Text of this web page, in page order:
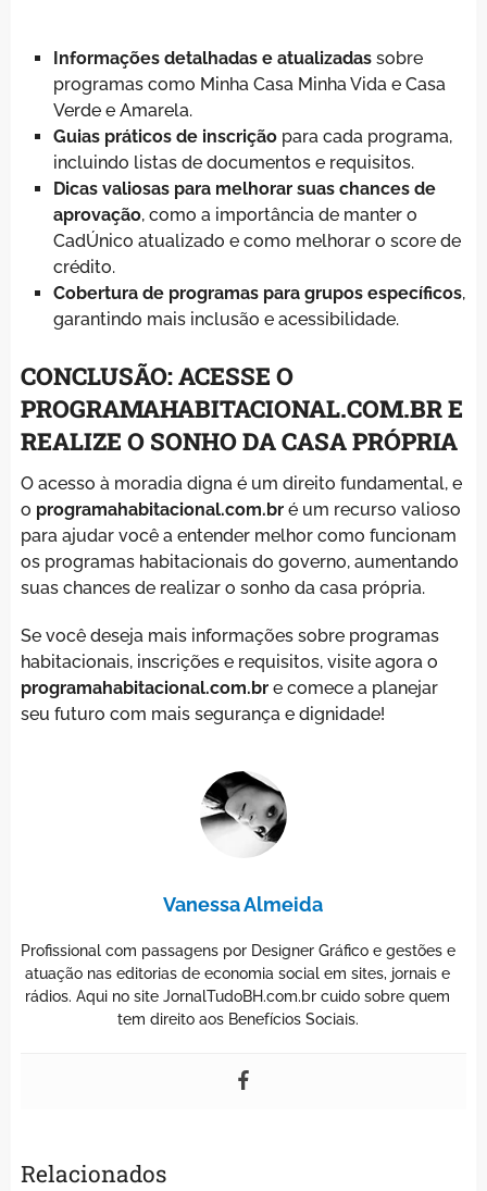
Informações detalhadas e atualizadassobre
programas como Minha Casa Minha Vida e Casa
Verde e Amarela.
Guias práticos de inscriçãopara cada programa,
incluindo listas de documentos e requisitos.
Dicas valiosas para melhorar suas chances de
aprovação, como a importância de manter o
CadÚnico atualizado e como melhorar o score de
crédito.
Cobertura de programas para grupos específicos,
garantindo mais inclusão e acessibilidade.
CONCLUSÃO: ACESSE O
PROGRAMAHABITACIONAL.COM.BR E
REALIZE O SONHO DA CASA PRÓPRIA
O acesso à moradia digna é um direito fundamental, e
o programahabitacional.com.bré um recurso valioso
para ajudar você a entender melhor como funcionam
os programas habitacionais do governo, aumentando
suas chances de realizar o sonho da casa própria.
Se você deseja mais informações sobre programas
habitacionais, inscrições e requisitos, visite agora o
programahabitacional.com.bre comece a planejar
seu futuro com mais segurança e dignidade!
Vanessa Almeida
Profissional com passagens por Designer Gráfico e gestões e
atuação nas editorias de economia social em sites, jornais e
rádios. Aqui no site JornalTudoBH.com.br cuido sobre quem
tem direito aos Benefícios Sociais.
Relacionados